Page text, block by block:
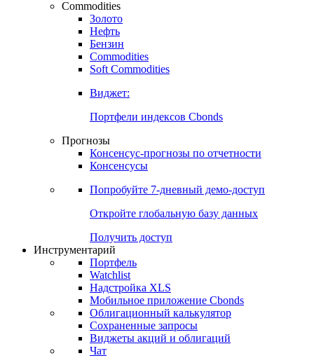
Commodities
Золото
Нефть
Бензин
Commodities
Soft Commodities
Виджет:
Портфели индексов Cbonds
Прогнозы
Консенсус-прогнозы по отчетности
Консенсусы
Попробуйте 7-дневный демо-доступ
Откройте глобальную базу данных
Получить доступ
Инструментарий
Портфель
Watchlist
Надстройка XLS
Мобильное приложение Cbonds
Облигационный калькулятор
Сохраненные запросы
Виджеты акций и облигаций
Чат